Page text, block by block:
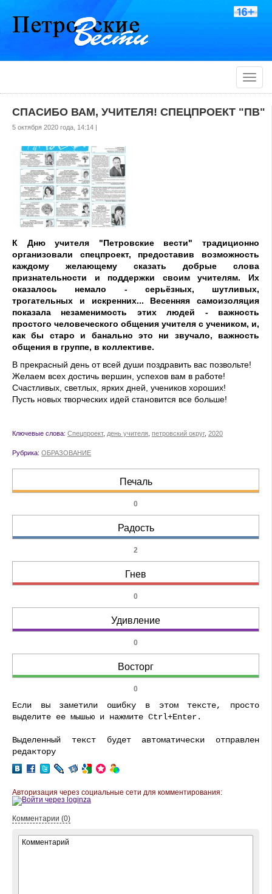
Toggle
СПАСИБО ВАМ, УЧИТЕЛЯ! СПЕЦПРОЕКТ "ПВ"
5 октября 2020 года, 14:14 |
К Дню учителя "Петровские вести" традиционно
организовали спецпроект, предоставив возможность
каждому желающему сказать добрые слова
признательности и поддержки своим учителям. Их
оказалось немало - серьёзных, шутливых,
трогательных и искренних... Весенняя самоизоляция
показала незаменимость этих людей - важность
простого человеческого общения учителя с учеником, и,
как бы старо и банально это ни звучало, важность
общения в группе, в коллективе.
В прекрасный день от всей души поздравить вас позвольте!
Желаем всех достичь вершин, успехов вам в работе!
Счастливых, светлых, ярких дней, учеников хороших!
Пусть новых творческих идей становится все больше!
Ключевые слова: Спецпроект, день учителя петровский округ, 2020
Рубрика: ОБРАЗОВАНИЕ
Печаль
0
Радость
2
Гнев
0
Удивление
0
Восторг
0
Если вы заметили ошибку в этом тексте, просто
выделите ее мышью и нажмите Ctrl+Enter.
Выделенный текст будет автоматически отправлен
редактору
Авторизация через социальные сети для комментирования:
Комментарии (0)